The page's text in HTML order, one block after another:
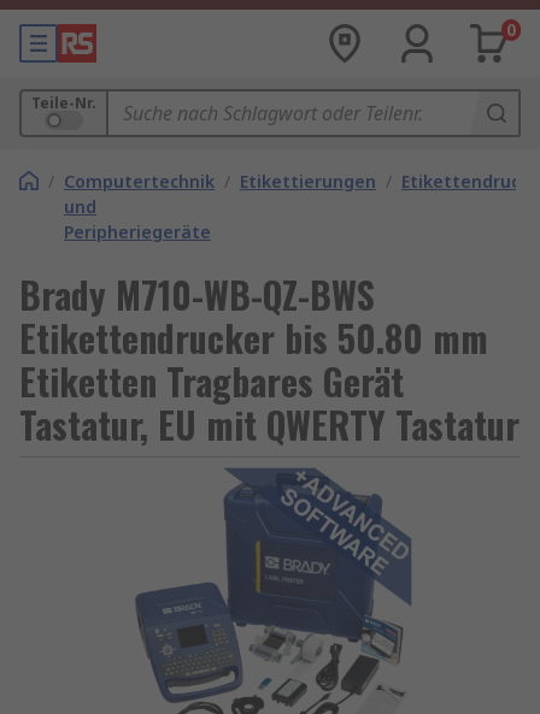
0
Teile-Nr.
/ Computertechnik
und
Peripheriegeräte
/ Etikettierungen /
Brady M710-WB-QZ-BWS
Etikettendrucker bis 50.80 mm
Etiketten Tragbares Gerät
Tastatur, EU mit QWERTY Tastatur